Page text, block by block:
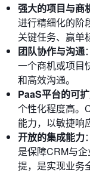
强大的项目与商
进行精细化的阶
关键任务、赢单
团队协作与沟通
一个商机或项目
和高效沟通。
PaaS平台的可
个性化程度高。
能力，以敏捷响
开放的集成能力
是保障CRM与
提，是实现业务